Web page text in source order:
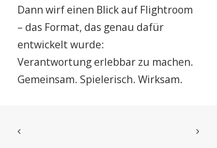
Dann wirf einen Blick auf Flightroom
– das Format, das genau dafür
entwickelt wurde:
Verantwortung erlebbar zu machen.
Gemeinsam. Spielerisch. Wirksam.